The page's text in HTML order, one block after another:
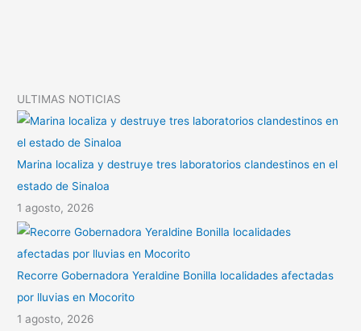
r
ULTIMAS NOTICIAS
Marina localiza y destruye tres laboratorios clandestinos en el
estado de Sinaloa
1 agosto, 2026
Recorre Gobernadora Yeraldine Bonilla localidades afectadas
por lluvias en Mocorito
1 agosto, 2026